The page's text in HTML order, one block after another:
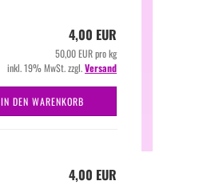
4,00 EUR
50,00 EUR pro kg
inkl. 19% MwSt. zzgl.Versand
IN DEN WARENKORB
4,00 EUR